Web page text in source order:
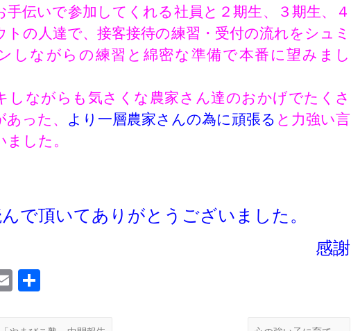
手伝いで参加してくれる社員と２期生、３期生、４
トの人達で、接客接待の練習・受付の流れをシュミ
しながらの練習と綿密な準備で本番に望みまし
しながらも 気さくな農家さん達のおかげでたくさ
あった
より一層農家さんの為に頑張る と力強い言
した。
で頂いてありがとうございました。
感謝
E
ail